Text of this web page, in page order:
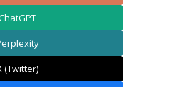
(Twitter)